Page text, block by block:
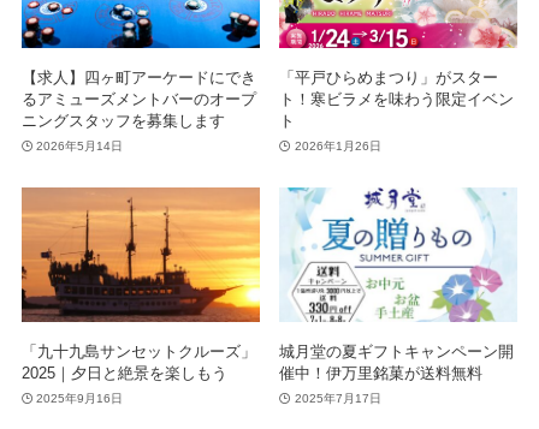
【求人】四ヶ町アーケードにでき
るアミューズメントバーのオープ
ニングスタッフを募集します
2026年5月14日
「平戸ひらめまつり」がスター
ト！寒ビラメを味わう限定イベン
ト
2026年1月26日
「九十九島サンセットクルーズ」
2025｜夕日と絶景を楽しもう
2025年9月16日
城月堂の夏ギフトキャンペーン開
催中！伊万里銘菓が送料無料
2025年7月17日